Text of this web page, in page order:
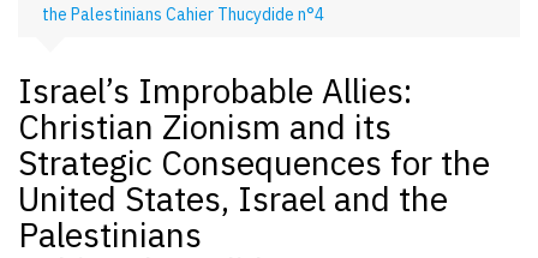
the Palestinians Cahier Thucydide n°4
Israel’s Improbable Allies:
Christian Zionism and its
Strategic Consequences for the
United States, Israel and the
Palestinians